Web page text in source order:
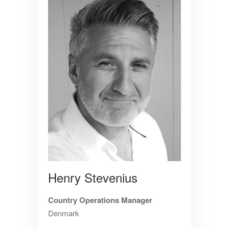
Henry Stevenius
Country Operations Manager
Denmark